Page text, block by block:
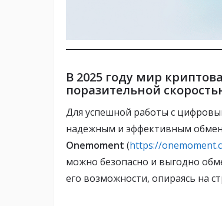
В 2025 году мир
поразительной
Для успешной работы с
надежным и эффективным
Onemoment (https://
можно безопасно и выгодно
его возможности, опираясь на